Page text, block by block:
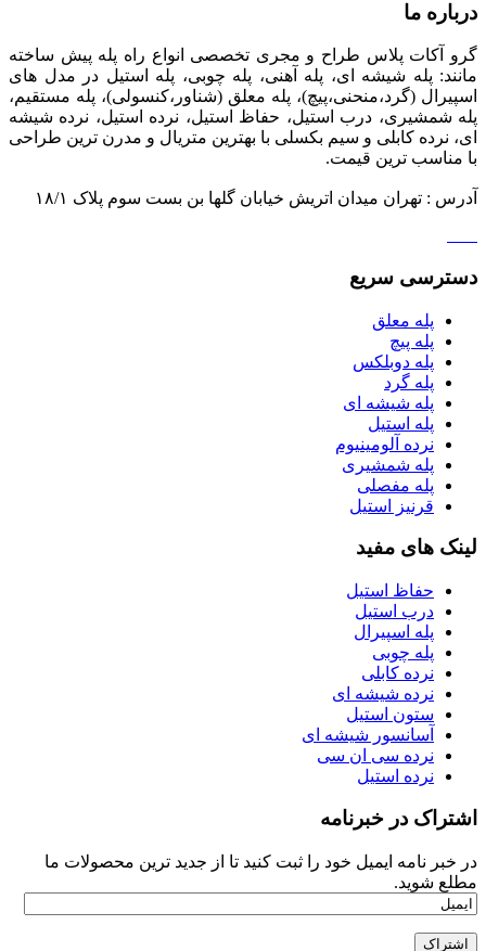
درباره ما
گرو آکات پلاس طراح و مجری تخصصی انواع راه پله پیش ساخته
مانند: پله شیشه ای، پله آهنی، پله چوبی، پله استیل در مدل های
اسپیرال (گرد،منحنی،پیچ)، پله معلق (شناور،کنسولی)، پله مستقیم،
پله شمشیری، درب استیل، حفاظ استیل، نرده استیل، نرده شیشه
ای، نرده کابلی و سیم بکسلی با بهترین متریال و مدرن ترین طراحی
با مناسب ترین قیمت.
آدرس : تهران میدان اتریش خیابان گلها بن بست سوم پلاک ۱۸/۱
دسترسی سریع
پله معلق
پله پیچ
پله دوبلکس
پله گرد
پله شیشه ای
پله استیل
نرده آلومینیوم
پله شمشیری
پله مفصلی
قرنیز استیل
لینک های مفید
حفاظ استیل
درب استیل
پله اسپیرال
پله چوبی
نرده کابلی
نرده شیشه ای
ستون استیل
آسانسور شیشه ای
نرده سی ان سی
نرده استیل
اشتراک در خبرنامه
در خبر نامه ایمیل خود را ثبت کنید تا از جدید ترین محصولات ما
مطلع شوید.